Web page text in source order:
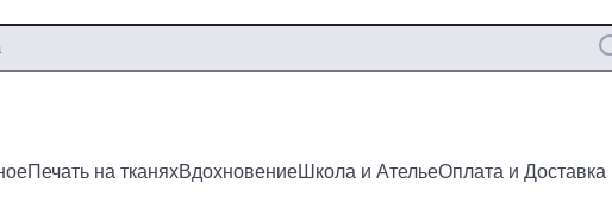
Печать на тканяхВдохновениеШкола и АтельеОплата и Доставка